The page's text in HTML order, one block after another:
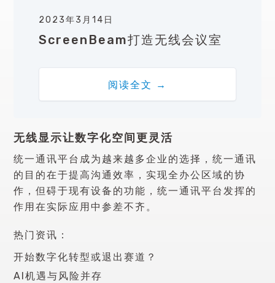
2023年3月14日
ScreenBeam打造无线会议室
阅读全文 →
无线显示让数字化空间更灵活
统一通讯平台成为越来越多企业的选择，统一通讯
的目的在于提高沟通效率，实现全办公区域的协
作，但碍于现有设备的功能，统一通讯平台发挥的
作用在实际应用中参差不齐。
热门资讯：
开始数字化转型或退出赛道？
AI机遇与风险并存